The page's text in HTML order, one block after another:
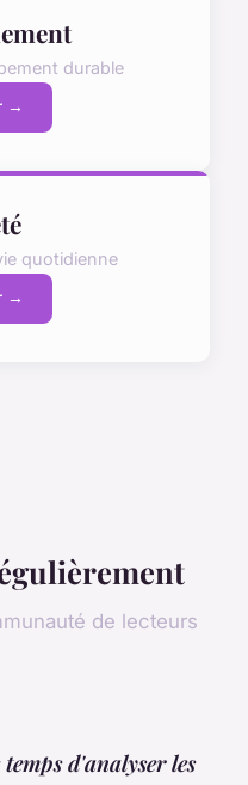
durable
→
quotidienne
→
de lecteurs
d'analyser les